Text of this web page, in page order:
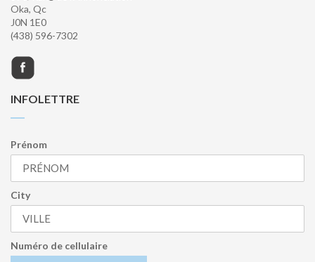
Oka, Qc
J0N 1E0
(438) 596-7302
INFOLETTRE
Prénom
City
Numéro de cellulaire